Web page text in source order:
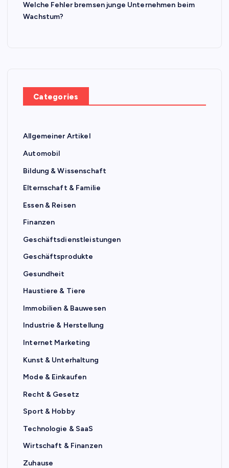
Welche Fehler bremsen junge Unternehmen beim
Wachstum?
Categories
Allgemeiner Artikel
Automobil
Bildung & Wissenschaft
Elternschaft & Familie
Essen & Reisen
Finanzen
Geschäftsdienstleistungen
Geschäftsprodukte
Gesundheit
Haustiere & Tiere
Immobilien & Bauwesen
Industrie & Herstellung
Internet Marketing
Kunst & Unterhaltung
Mode & Einkaufen
Recht & Gesetz
Sport & Hobby
Technologie & SaaS
Wirtschaft & Finanzen
Zuhause